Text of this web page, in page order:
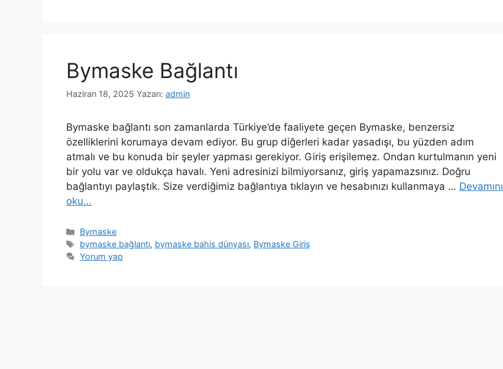
Bymaske Bağlantı
Haziran 18, 2025 Yazarı: admin
Bymaske bağlantı son zamanlarda Türkiye’de faaliyete geçen Bymaske, benzersiz
özelliklerini korumaya devam ediyor. Bu grup diğerleri kadar yasadışı, bu yüzden adım
atmalı ve bu konuda bir şeyler yapması gerekiyor. Giriş erişilemez. Ondan kurtulmanın yeni
bir yolu var ve oldukça havalı. Yeni adresinizi bilmiyorsanız, giriş yapamazsınız. Doğru
bağlantıyı paylaştık. Size verdiğimiz bağlantıya tıklayın ve hesabınızı kullanmaya … Devamını
oku…
Kategoriler
Bymaske
Etiketler
bymaske bağlantı, bymaske bahis dünyası, Bymaske Giriş
Yorum yap